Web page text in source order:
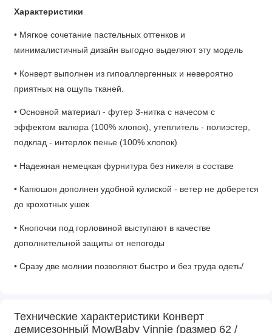
Характеристики
• Мягкое сочетание пастельных оттенков и
минималистичный дизайн выгодно выделяют эту модель
• Конверт выполнен из гипоаллергенных и невероятно
приятных на ощупь тканей.
• Основной материал - футер 3-нитка с начесом с
эффектом валюра (100% хлопок), утеплитель - полиэстер,
подклад - интерлок пенье (100% хлопок)
• Надежная немецкая фурнитура без никеля в составе
• Капюшон дополнен удобной кулиской - ветер не доберется
до крохотных ушек
• Кнопочки под горловиной выступают в качестве
дополнительной защиты от непогоды
• Сразу две молнии позволяют быстро и без труда одеть/
положить, например, пустышку в чехле
Технические характеристики Конверт
демисезонный MowBaby Vinnie (размер 62 /